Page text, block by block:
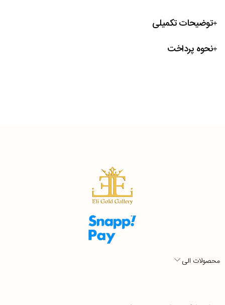
توضیحات تکمیلی
نحوه پرداخت
محصولات الی